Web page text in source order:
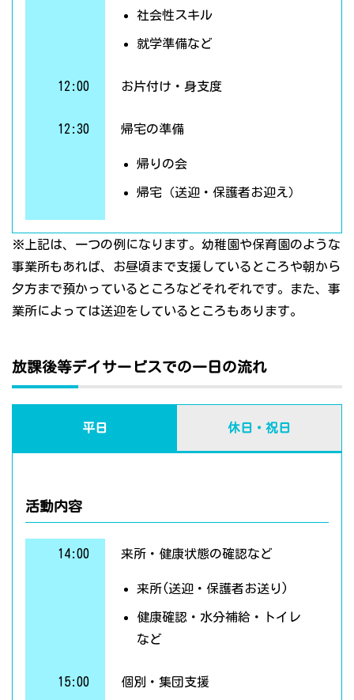
社会性スキル
就学準備など
12:00 お片付け・身支度
12:30 帰宅の準備
帰りの会
帰宅（送迎・保護者お迎え）
※上記は、一つの例になります。幼稚園や保育園のような
事業所もあれば、お昼頃まで支援しているところや朝から
夕方まで預かっているところなどそれぞれです。また、事
業所によっては送迎をしているところもあります。
放課後等デイサービスでの一日の流れ
平日 休日・祝日
活動内容
14:00 来所・健康状態の確認など
来所(送迎・保護者お送り)
健康確認・水分補給・トイレ
など
15:00 個別・集団支援